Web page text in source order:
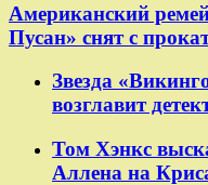
Американский
Пусан» снят с
Звезда
возглавит
Том Хэнкс
Аллена на